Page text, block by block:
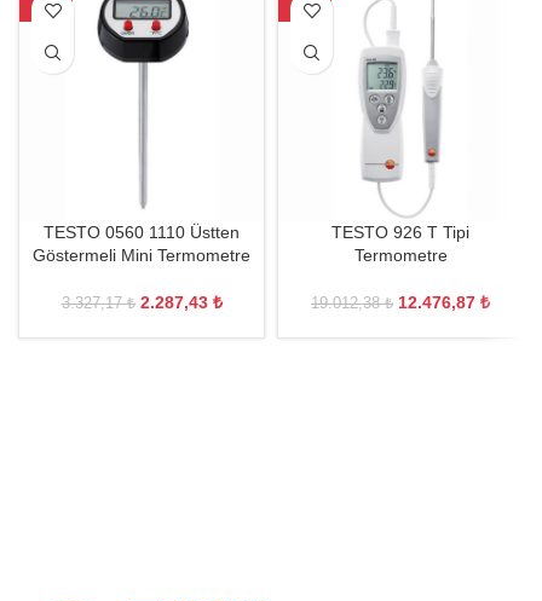
-31%
TESTO 0560 1110 Üstten
Göstermeli Mini Termometre
3.327,17₺ 2.287,43 ₺
-34%
TESTO 926 T Tipi
Termometre
19.012,38₺ 12.476,87 ₺